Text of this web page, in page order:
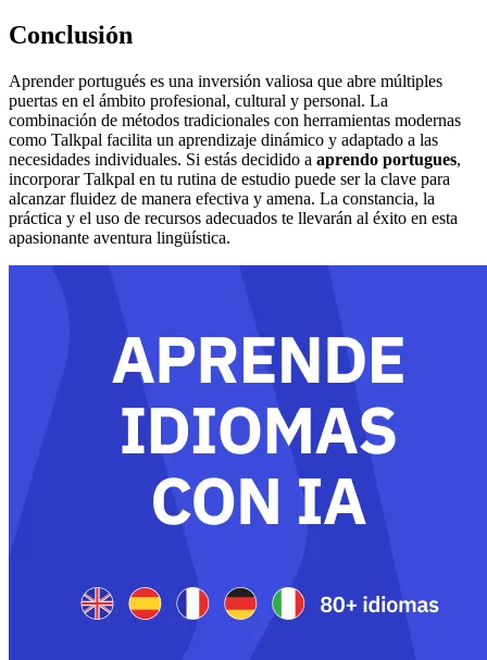
Conclusión
Aprender portugués es una inversión valiosa que abre múltiples
puertas en el ámbito profesional, cultural y personal. La
combinación de métodos tradicionales con herramientas modernas
como Talkpal facilita un aprendizaje dinámico y adaptado a las
necesidades individuales. Si estás decidido a aprendo portugues,
incorporar Talkpal en tu rutina de estudio puede ser la clave para
alcanzar fluidez de manera efectiva y amena. La constancia, la
práctica y el uso de recursos adecuados te llevarán al éxito en esta
apasionante aventura lingüística.